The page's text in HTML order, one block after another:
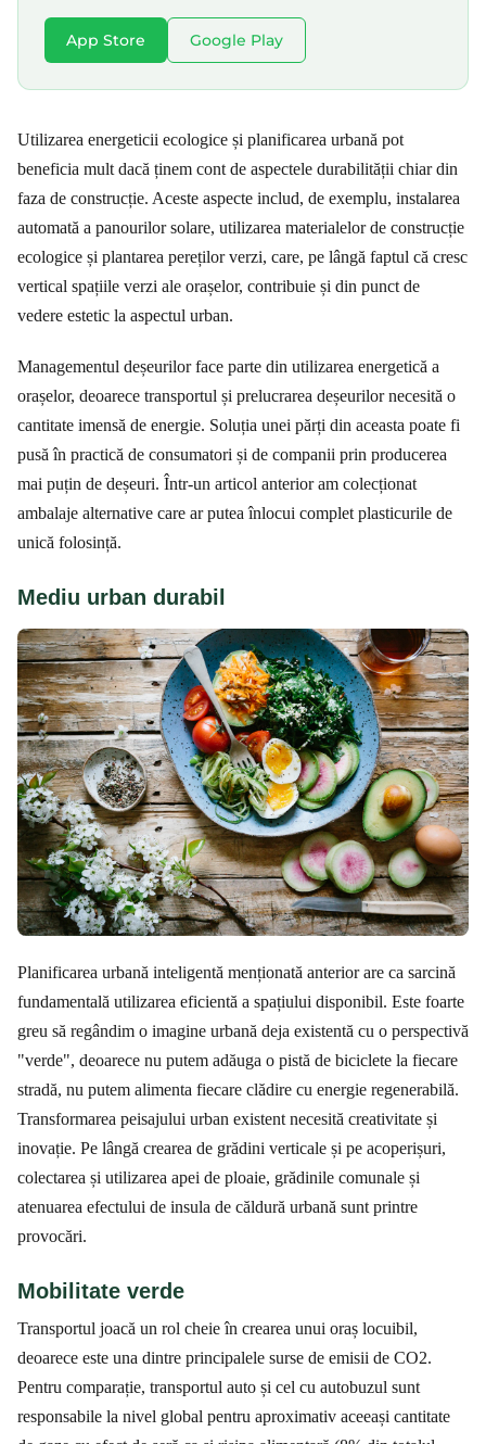
App Store Google Play
Utilizarea energeticii ecologice și planificarea urbană pot
beneficia mult dacă ținem cont de aspectele durabilității chiar din
faza de construcție. Aceste aspecte includ, de exemplu, instalarea
automată a panourilor solare, utilizarea materialelor de construcție
ecologice și plantarea pereților verzi, care, pe lângă faptul că cresc
vertical spațiile verzi ale orașelor, contribuie și din punct de
vedere estetic la aspectul urban.
Managementul deșeurilor face parte din utilizarea energetică a
orașelor, deoarece transportul și prelucrarea deșeurilor necesită o
cantitate imensă de energie. Soluția unei părți din aceasta poate fi
pusă în practică de consumatori și de companii prin producerea
mai puțin de deșeuri. Într-un articol anterior am colecționat
ambalaje alternative care ar putea înlocui complet plasticurile de
unică folosință.
Mediu urban durabil
Planificarea urbană inteligentă menționată anterior are ca sarcină
fundamentală utilizarea eficientă a spațiului disponibil. Este foarte
greu să regândim o imagine urbană deja existentă cu o perspectivă
"verde", deoarece nu putem adăuga o pistă de biciclete la fiecare
stradă, nu putem alimenta fiecare clădire cu energie regenerabilă.
Transformarea peisajului urban existent necesită creativitate și
inovație. Pe lângă crearea de grădini verticale și pe acoperișuri,
colectarea și utilizarea apei de ploaie, grădinile comunale și
atenuarea efectului de insula de căldură urbană sunt printre
provocări.
Mobilitate verde
Transportul joacă un rol cheie în crearea unui oraș locuibil,
deoarece este una dintre principalele surse de emisii de CO2.
Pentru comparație, transportul auto și cel cu autobuzul sunt
responsabile la nivel global pentru aproximativ aceeași cantitate